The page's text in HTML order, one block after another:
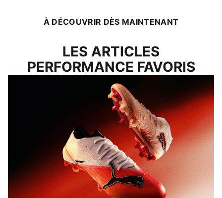
À DÉCOUVRIR DÈS MAINTENANT
LES ARTICLES
PERFORMANCE FAVORIS